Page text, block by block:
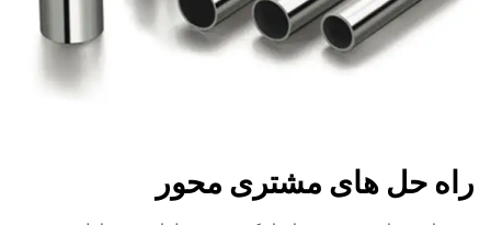
راه حل های مشتری محور